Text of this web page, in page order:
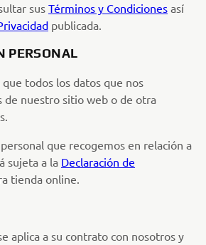
sus Términos y Condiciones así
publicada.
PERSONAL
todos los datos que nos
de nuestro sitio web o de otra
que recogemos en relación a
sujeta a la Declaración de
tienda online.
aplica a su contrato con nosotros y